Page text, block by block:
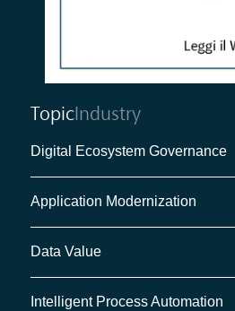
TopicIndustry
Digital Ecosystem Governance
Application Modernization
Data Value
Intelligent Process Automation